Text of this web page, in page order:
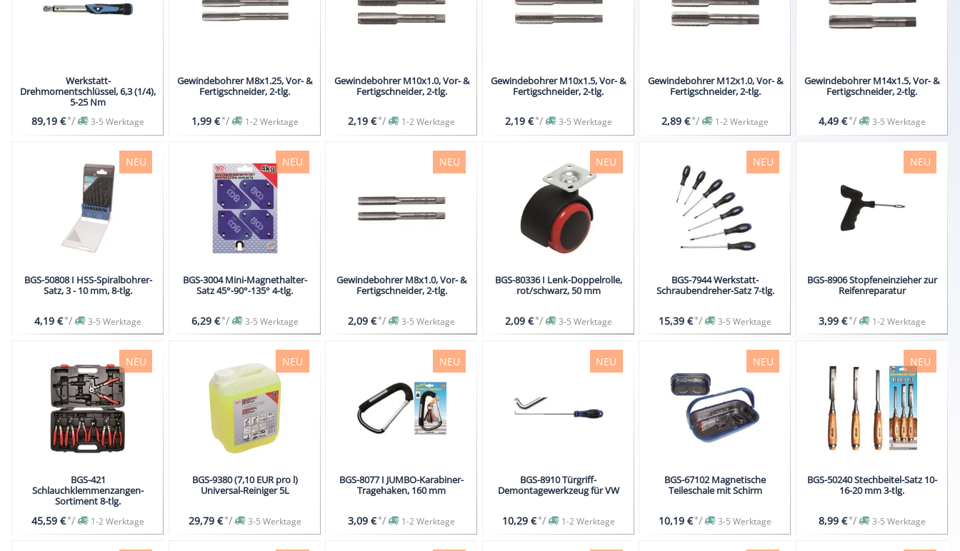
Werkstatt-
Drehmomentschlüssel, 6,3 (1/4),
5-25 Nm
89,19 €*/ 3-5 Werktage
Gewindebohrer M8x1.25, Vor- &
Fertigschneider, 2-tlg.
1,99 €*/ 1-2 Werktage
Gewindebohrer M10x1.0, Vor- &
Fertigschneider, 2-tlg.
2,19 €*/ 1-2 Werktage
Gewindebohrer M10x1.5, Vor- &
Fertigschneider, 2-tlg.
2,19 €*/ 3-5 Werktage
Gewindebohrer M12x1.0, Vor- &
Fertigschneider, 2-tlg.
2,89 €*/ 1-2 Werktage
Gewindebohrer M14x1.5, Vor- &
Fertigschneider, 2-tlg.
4,49 €*/ 3-5 Werktage
BGS-50808 I HSS-Spiralbohrer-
Satz, 3 - 10 mm, 8-tlg.
4,19 €*/ 3-5 Werktage
NEU
BGS-3004 Mini-Magnethalter-
Satz 45°-90°-135° 4-tlg.
6,29 €*/ 3-5 Werktage
NEU
Gewindebohrer M8x1.0, Vor- &
Fertigschneider, 2-tlg.
2,09 €*/ 3-5 Werktage
NEU
BGS-80336 I Lenk-Doppelrolle,
rot/schwarz, 50 mm
2,09 €*/ 3-5 Werktage
NEU
BGS-7944 Werkstatt-
Schraubendreher-Satz 7-tlg.
15,39 €*/ 3-5 Werktage
NEU
BGS-8906 Stopfeneinzieher zur
Reifenreparatur
3,99 €*/ 1-2 Werktage
NEU
BGS-421
Schlauchklemmenzangen-
Sortiment 8-tlg.
45,59 €*/ 1-2 Werktage
NEU
BGS-9380 (7,10 EUR pro l)
Universal-Reiniger 5L
29,79 €*/ 3-5 Werktage
NEU
BGS-8077 I JUMBO-Karabiner-
Tragehaken, 160 mm
3,09 €*/ 1-2 Werktage
NEU
BGS-8910 Türgriff-
Demontagewerkzeug für VW
10,29 €*/ 1-2 Werktage
NEU
BGS-67102 Magnetische
Teileschale mit Schirm
10,19 €*/ 3-5 Werktage
NEU
BGS-50240 Stechbeitel-Satz 10-
16-20 mm 3-tlg.
8,99 €*/ 3-5 Werktage
NEU